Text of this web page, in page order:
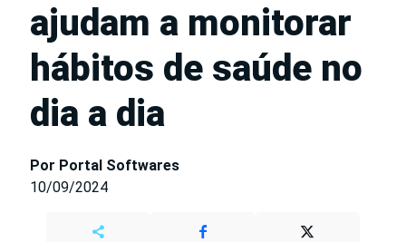
ajudam a monitorar
hábitos de saúde no
dia a dia
Por Portal Softwares
10/09/2024